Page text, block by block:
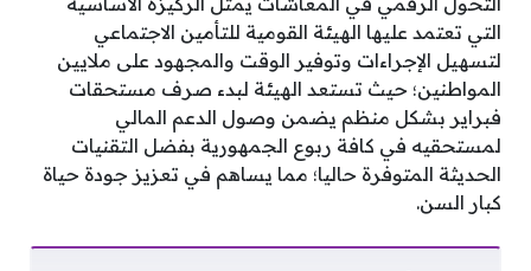
التي تعتمد عليها الهيئة القومية للتأمين الاجتماعي
لتسهيل الإجراءات وتوفير الوقت والمجهود على ملايين
المواطنين؛ حيث تستعد الهيئة لبدء صرف مستحقات
فبراير بشكل منظم يضمن وصول الدعم المالي
لمستحقيه في كافة ربوع الجمهورية بفضل التقنيات
الحديثة المتوفرة حاليا؛ مما يساهم في تعزيز جودة حياة
كبار السن.